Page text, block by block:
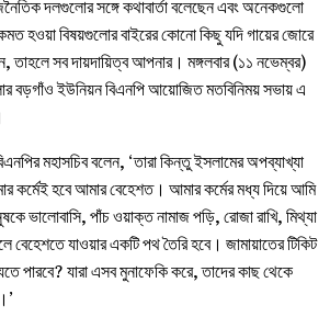
দলগুলোর সঙ্গে কথাবার্তা বলেছেন এবং অনেকগুলো
হওয়া বিষয়গুলোর বাইরের কোনো কিছু যদি গায়ের জোরে
তাহলে সব দায়দায়িত্ব আপনার। মঙ্গলবার (১১ নভেম্বর)
বড়গাঁও ইউনিয়ন বিএনপি আয়োজিত মতবিনিময় সভায় এ
মহাসচিব বলেন, ‘তারা কিন্তু ইসলামের অপব্যাখ্যা
কর্মেই হবে আমার বেহেশত। আমার কর্মের মধ্য দিয়ে আমি
ভালোবাসি, পাঁচ ওয়াক্ত নামাজ পড়ি, রোজা রাখি, মিথ্যা
বেহেশতে যাওয়ার একটি পথ তৈরি হবে। জামায়াতের টিকিট
পারবে? যারা এসব মুনাফেকি করে, তাদের কাছ থেকে